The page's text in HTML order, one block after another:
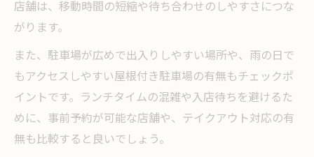
店舗は、移動時間の短縮や待ち合わせのしやすさにつな
がります。
また、駐車場が広めで出入りしやすい場所や、雨の日で
もアクセスしやすい屋根付き駐車場の有無もチェックポ
イントです。ランチタイムの混雑や入店待ちを避けるた
めに、事前予約が可能な店舗や、テイクアウト対応の有
無も比較すると良いでしょう。